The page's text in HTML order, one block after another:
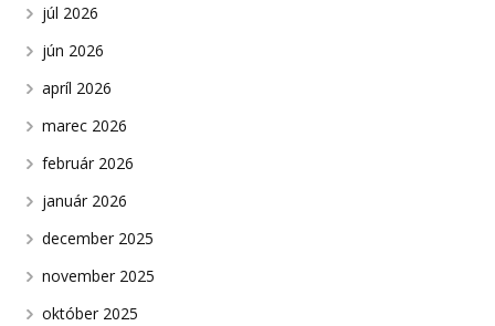
júl 2026
jún 2026
apríl 2026
marec 2026
február 2026
január 2026
december 2025
november 2025
október 2025